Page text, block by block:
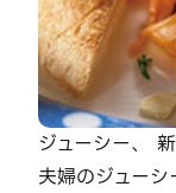
ジューシー、
夫婦のジュー